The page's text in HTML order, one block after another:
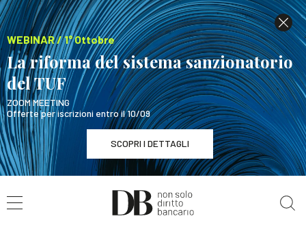
WEBINAR / 1° Ottobre
La riforma del sistema sanzionatorio
del TUF
ZOOM MEETING
Offerte per iscrizioni entro il 10/09
SCOPRI I DETTAGLI
WEBINAR / 1° Ottobre
La riforma del sistema sanzionatorio del TUF